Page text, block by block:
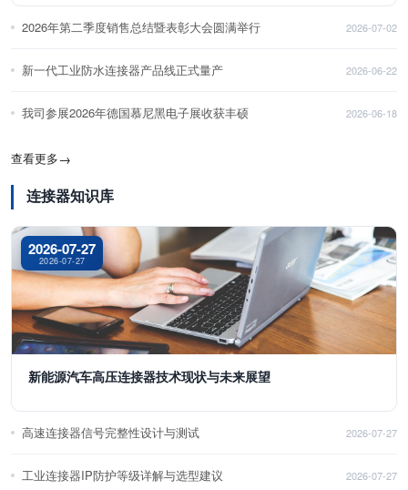
2026年第二季度销售总结暨表彰大会圆满举行 2026-07-02
新一代工业防水连接器产品线正式量产 2026-06-22
我司参展2026年德国慕尼黑电子展收获丰硕 2026-06-18
查看更多→
连接器知识库
2026-07-27
2026-07-27
新能源汽车高压连接器技术现状与未来展望
高速连接器信号完整性设计与测试 2026-07-27
工业连接器IP防护等级详解与选型建议 2026-07-27